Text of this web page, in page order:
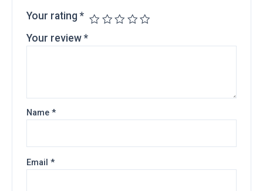
Your rating*
Your review*
Name*
Email*